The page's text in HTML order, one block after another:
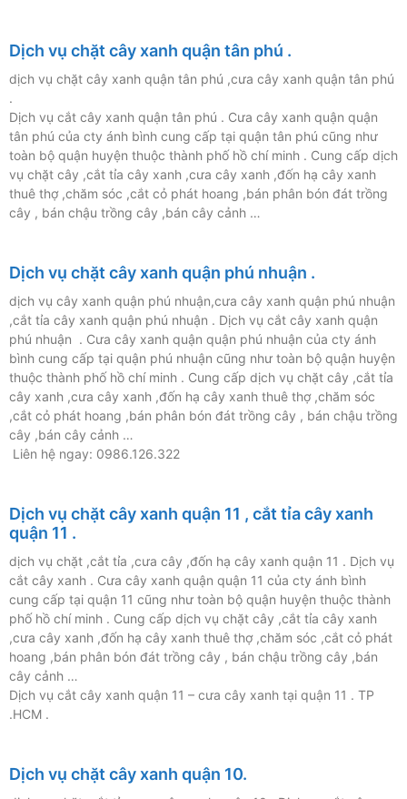
Dịch vụ chặt cây xanh quận tân phú .
dịch vụ chặt cây xanh quận tân phú ,cưa cây xanh quận tân phú
.
Dịch vụ cắt cây xanh quận tân phú . Cưa cây xanh quận quận
tân phú của cty ánh bình cung cấp tại quận tân phú cũng như
toàn bộ quận huyện thuộc thành phố hồ chí minh . Cung cấp dịch
vụ chặt cây ,cắt tỉa cây xanh ,cưa cây xanh ,đốn hạ cây xanh
thuê thợ ,chăm sóc ,cắt cỏ phát hoang ,bán phân bón đát trồng
cây , bán chậu trồng cây ,bán cây cảnh …
Dịch vụ chặt cây xanh quận phú nhuận .
dịch vụ cây xanh quận phú nhuận,cưa cây xanh quận phú nhuận
,cắt tỉa cây xanh quận phú nhuận . Dịch vụ cắt cây xanh quận
phú nhuận . Cưa cây xanh quận quận phú nhuận của cty ánh
bình cung cấp tại quận phú nhuận cũng như toàn bộ quận huyện
thuộc thành phố hồ chí minh . Cung cấp dịch vụ chặt cây ,cắt tỉa
cây xanh ,cưa cây xanh ,đốn hạ cây xanh thuê thợ ,chăm sóc
,cắt cỏ phát hoang ,bán phân bón đát trồng cây , bán chậu trồng
cây ,bán cây cảnh …
Liên hệ ngay: 0986.126.322
Dịch vụ chặt cây xanh quận 11 , cắt tỉa cây xanh
quận 11 .
dịch vụ chặt ,cắt tỉa ,cưa cây ,đốn hạ cây xanh quận 11 . Dịch vụ
cắt cây xanh . Cưa cây xanh quận quận 11 của cty ánh bình
cung cấp tại quận 11 cũng như toàn bộ quận huyện thuộc thành
phố hồ chí minh . Cung cấp dịch vụ chặt cây ,cắt tỉa cây xanh
,cưa cây xanh ,đốn hạ cây xanh thuê thợ ,chăm sóc ,cắt cỏ phát
hoang ,bán phân bón đát trồng cây , bán chậu trồng cây ,bán
cây cảnh …
Dịch vụ cắt cây xanh quận 11 – cưa cây xanh tại quận 11 . TP
.HCM .
Dịch vụ chặt cây xanh quận 10.